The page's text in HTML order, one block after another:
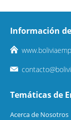
Información
Temáticas de
Acerca de Nosotros